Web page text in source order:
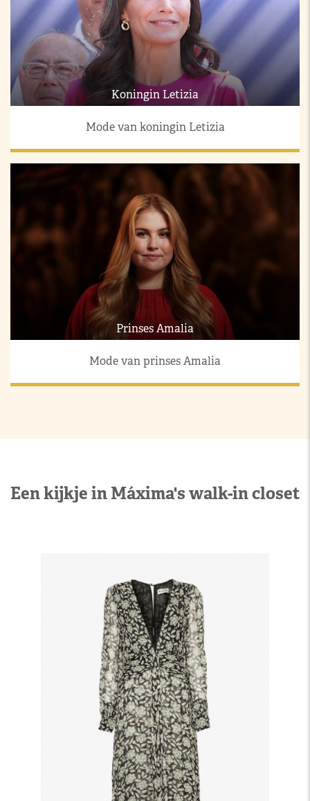
Koningin Letizia
Mode van koningin Letizia
Prinses Amalia
Mode van prinses Amalia
Een kijkje in Máxima's walk-in closet